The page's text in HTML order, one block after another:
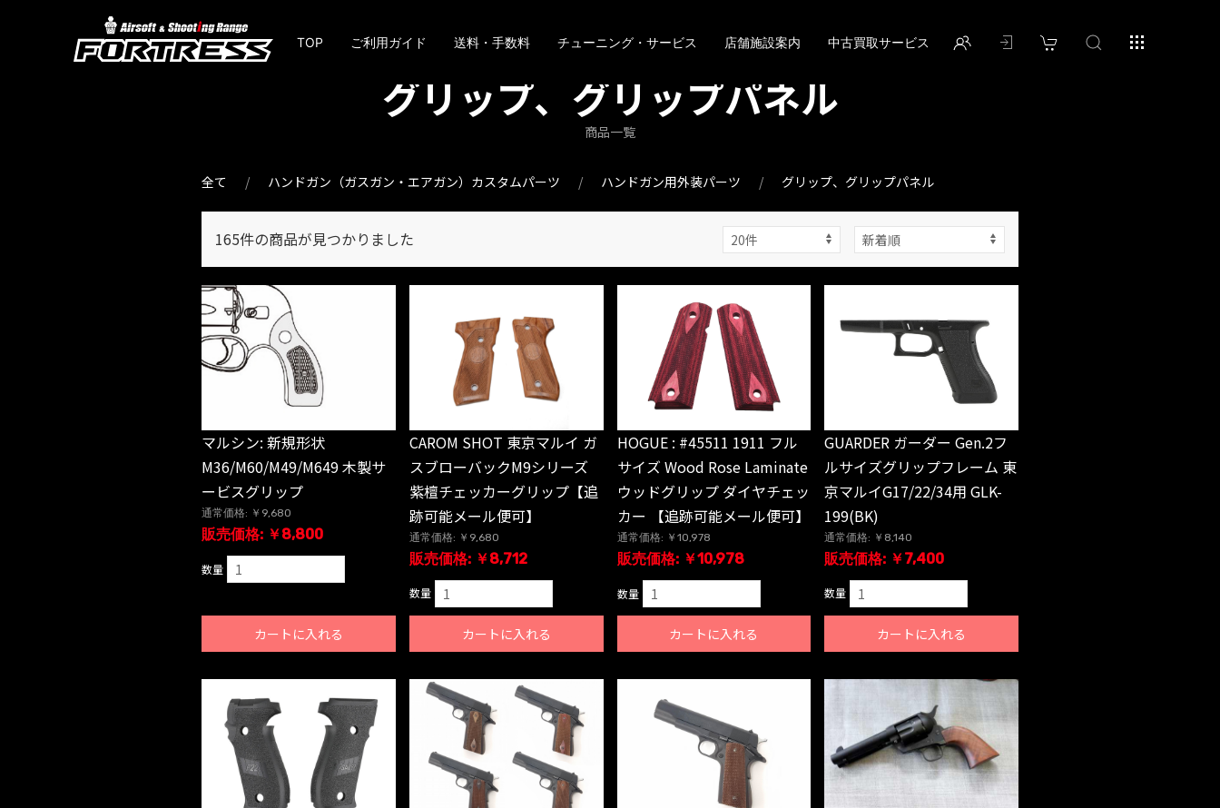
TOP ご利用ガイド 送料・手数料 チューニング・サービス 店舗施設案内 中古買取サービス
グリップ、グリップパネル
商品一覧
全て ハンドガン（ガスガン・エアガン）カスタムパーツ ハンドガン用外装パーツ グリップ、グリップパネル
165件の商品が見つかりました
マルシン: 新規形状
M36/M60/M49/M649 木製サ
ービスグリップ
通常価格: ￥9,680
販売価格: ￥8,800
数量
カートに入れる
CAROM SHOT 東京マルイ ガ
スブローバックM9シリーズ
紫檀チェッカーグリップ【追
跡可能メール便可】
通常価格: ￥9,680
販売価格: ￥8,712
数量
カートに入れる
HOGUE : #45511 1911 フル
サイズ Wood Rose Laminate
ウッドグリップ ダイヤチェッ
カー 【追跡可能メール便可】
通常価格: ￥10,978
販売価格: ￥10,978
数量
カートに入れる
GUARDER ガーダー Gen.2フ
ルサイズグリップフレーム 東
京マルイG17/22/34用 GLK-
199(BK)
通常価格: ￥8,140
販売価格: ￥7,400
数量
カートに入れる